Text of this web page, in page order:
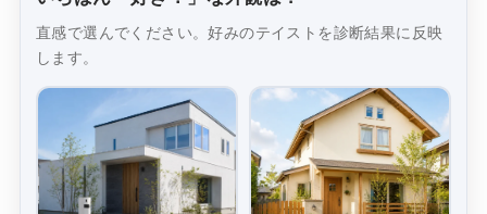
直感で選んでください。好みのテイストを診断結果に反映
します。